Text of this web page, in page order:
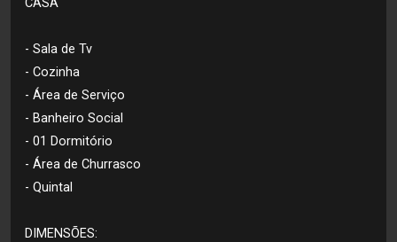
- Sala de Tv
- Cozinha
- Área de Serviço
- Banheiro Social
- 01 Dormitório
- Área de Churrasco
- Quintal
DIMENSÕES: